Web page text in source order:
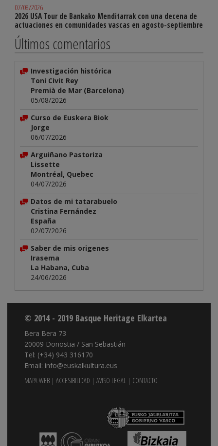
07/08/2026
2026 USA Tour de Bankako Menditarrak con una decena de
actuaciones en comunidades vascas en agosto-septiembre
Últimos comentarios
Investigación histórica
Toni Civit Rey
Premià de Mar (Barcelona)
05/08/2026
Curso de Euskera Biok
Jorge
06/07/2026
Arguiñano Pastoriza
Lissette
Montréal, Quebec
04/07/2026
Datos de mi tatarabuelo
Cristina Fernández
España
02/07/2026
Saber de mis origenes
Irasema
La Habana, Cuba
24/06/2026
© 2014 - 2019 Basque Heritage Elkartea
Bera Bera 73
20009 Donostia / San Sebastián
Tel: (+34) 943 316170
Email: info@euskalkultura.eus
MAPA WEB | ACCESIBILIDAD | AVISO LEGAL | CONTACTO